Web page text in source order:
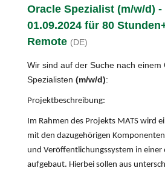
search
Ort
Oracle Spezialist (m/w/d) -
01.09.2024 für 80
Remote (DE)
Wir sind auf der Suche nach einem
Spezialisten (m/w/d):
Projektbeschreibung:
Im Rahmen des Projekts MATS wird
mit den dazugehörigen
und Veröffentlichungssystem in einer
aufgebaut. Hierbei sollen aus